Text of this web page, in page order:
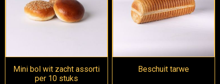
Mini bol wit zacht assorti
per 10 stuks
Beschuit tarwe